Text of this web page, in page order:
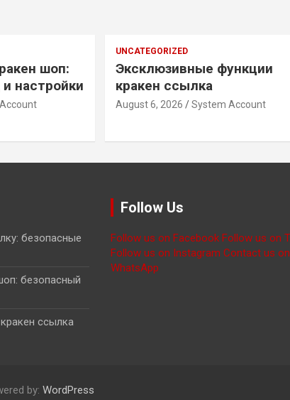
шоп:
настройки
UNCATEGORIZED
Эксклюзивные функции
кракен ссылка
August 6, 2026 System Account
безопасные
безопасный
ссылка
Follow Us
Follow us on Facebook Follow us on
Follow us on Instagram Contact us on
WhatsApp
by: WordPress